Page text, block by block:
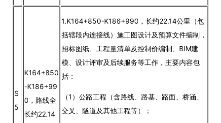
S
5
K164+850
-K186+99
0，路线全
长约22.14
1.K164+850-K186+990，长约22.14公里（包
括辖段内连接线）施工图设计及预算文件编制，
招标图纸、工程量清单及控制价编制、BIM建
模、设计评审及后续服务等工作，主要内容包
括：
（1）公路工程（含路线、路基、路面、桥涵、
交叉、隧道及其他工程等）；